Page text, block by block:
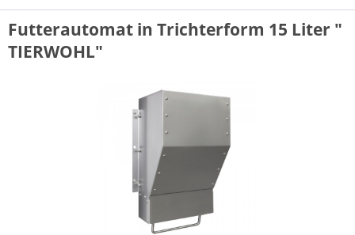
Futterautomat in Trichterform 15 Liter "
TIERWOHL"